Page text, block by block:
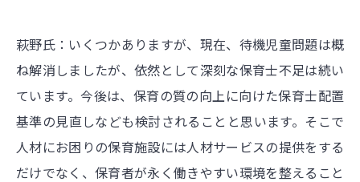
萩野氏：いくつかありますが、現在、待機児童問題は概
ね解消しましたが、依然として深刻な保育士不足は続い
ています。今後は、保育の質の向上に向けた保育士配置
基準の見直しなども検討されることと思います。そこで
人材にお困りの保育施設には人材サービスの提供をする
だけでなく、保育者が永く働きやすい環境を整えること